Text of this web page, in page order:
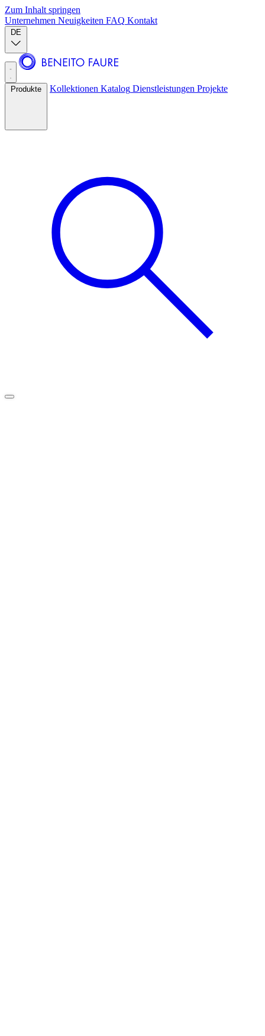
Zum Inhalt springen
Unternehmen Neuigkeiten FAQ Kontakt
DE
Produkte Kollektionen Katalog Dienstleistungen Projekte